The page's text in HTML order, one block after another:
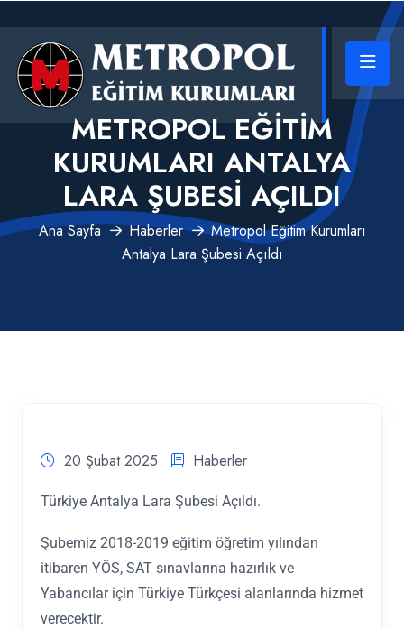
METROPOL EĞITIM
KURUMLARI ANTALYA
LARA ŞUBESI AÇILDI
Ana Sayfa Haberler
Metropol Eğitim Kurumları
Antalya Lara Şubesi Açıldı
20 Şubat 2025 Haberler
Türkiye Antalya Lara Şubesi Açıldı.
Şubemiz 2018-2019 eğitim öğretim yılından
itibaren YÖS, SAT sınavlarına hazırlık ve
Yabancılar için Türkiye Türkçesi alanlarında hizmet
verecektir.